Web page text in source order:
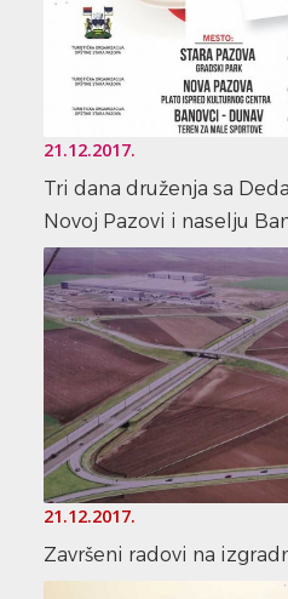
21.12.2017.
Tri dana druženja sa
Novoj Pazovi i naselju
21.12.2017.
Završeni radovi na